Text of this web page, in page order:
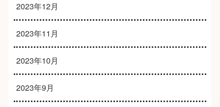
2023年12月
2023年11月
2023年10月
2023年9月